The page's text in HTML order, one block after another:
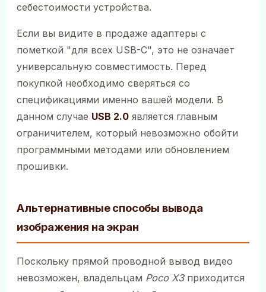
себестоимости устройства.
Если вы видите в продаже адаптеры с
пометкой "для всех USB-C", это не означает
универсальную совместимость. Перед
покупкой необходимо сверяться со
спецификациями именно вашей модели. В
данном случае USB 2.0 является главным
ограничителем, который невозможно обойти
программными методами или обновлением
прошивки.
Альтернативные способы вывода
изображения на экран
Поскольку прямой проводной вывод видео
невозможен, владельцам Poco X3приходится